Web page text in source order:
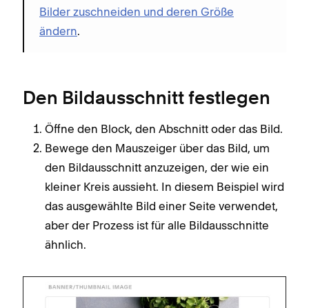
Bilder zuschneiden und deren Größe
ändern.
Den Bildausschnitt festlegen
Öffne den Block, den Abschnitt oder das Bild.
Bewege den Mauszeiger über das Bild, um
den Bildausschnitt anzuzeigen, der wie ein
kleiner Kreis aussieht. In diesem Beispiel wird
das ausgewählte Bild einer Seite verwendet,
aber der Prozess ist für alle Bildausschnitte
ähnlich.